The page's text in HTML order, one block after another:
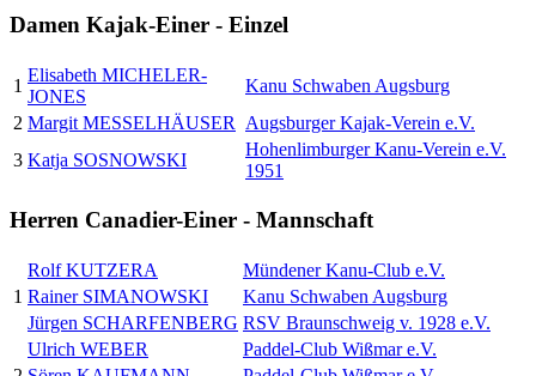
Damen Kajak-Einer - Einzel
1
Elisabeth MICHELER-
JONES
Kanu Schwaben Augsburg
2 Margit MESSELHÄUSER
Augsburger Kajak-Verein e.V.
3 Katja SOSNOWSKI
Hohenlimburger Kanu-Verein e.V.
1951
Herren Canadier-Einer - Mannschaft
1
Rolf KUTZERA
Mündener Kanu-Club e.V.
Rainer SIMANOWSKI
Kanu Schwaben Augsburg
Jürgen SCHARFENBERG RSV Braunschweig v. 1928 e.V.
Ulrich WEBER
Paddel-Club Wißmar e.V.